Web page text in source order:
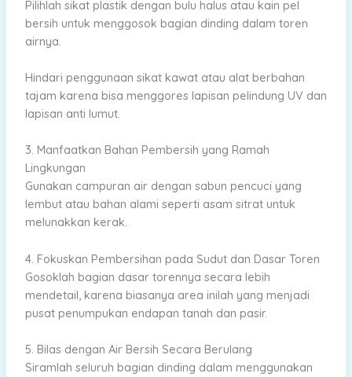
Pilihlah sikat plastik dengan bulu halus atau kain pel
bersih untuk menggosok bagian dinding dalam toren
airnya.
Hindari penggunaan sikat kawat atau alat berbahan
tajam karena bisa menggores lapisan pelindung UV dan
lapisan anti lumut.
3. Manfaatkan Bahan Pembersih yang Ramah
Lingkungan
Gunakan campuran air dengan sabun pencuci yang
lembut atau bahan alami seperti asam sitrat untuk
melunakkan kerak.
4. Fokuskan Pembersihan pada Sudut dan Dasar Toren
Gosoklah bagian dasar torennya secara lebih
mendetail, karena biasanya area inilah yang menjadi
pusat penumpukan endapan tanah dan pasir.
5. Bilas dengan Air Bersih Secara Berulang
Siramlah seluruh bagian dinding dalam menggunakan